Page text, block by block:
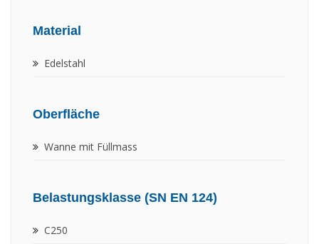
Material
Edelstahl
Oberfläche
Wanne mit Füllmass
Belastungsklasse (SN EN 124)
C250